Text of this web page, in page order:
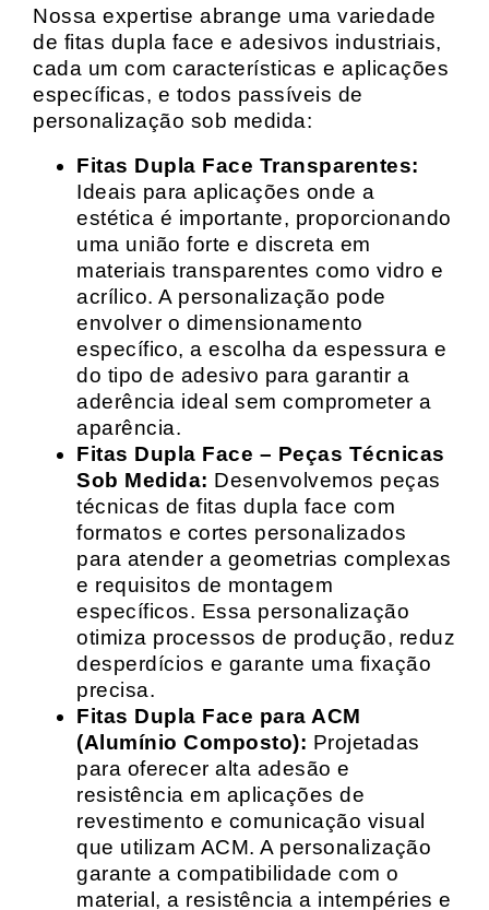
Nossa expertise abrange uma variedade
de fitas dupla face e adesivos industriais,
cada um com características e aplicações
específicas, e todos passíveis de
personalização sob medida:
Fitas Dupla Face Transparentes:
Ideais para aplicações onde a
estética é importante, proporcionando
uma união forte e discreta em
materiais transparentes como vidro e
acrílico. A personalização pode
envolver o dimensionamento
específico, a escolha da espessura e
do tipo de adesivo para garantir a
aderência ideal sem comprometer a
aparência.
Fitas Dupla Face – Peças Técnicas
Sob Medida: Desenvolvemos peças
técnicas de fitas dupla face com
formatos e cortes personalizados
para atender a geometrias complexas
e requisitos de montagem
específicos. Essa personalização
otimiza processos de produção, reduz
desperdícios e garante uma fixação
precisa.
Fitas Dupla Face para ACM
(Alumínio Composto): Projetadas
para oferecer alta adesão e
resistência em aplicações de
revestimento e comunicação visual
que utilizam ACM. A personalização
garante a compatibilidade com o
material, a resistência a intempéries e